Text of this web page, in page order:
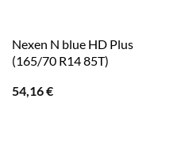
Nexen N blue HD Plus
(165/70 R14 85T)
54,16€